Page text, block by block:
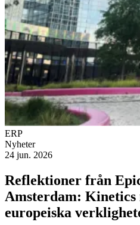
ERP
Nyheter
24 jun. 2026
Reflektioner från
Amsterdam: Kinetics
europeiska